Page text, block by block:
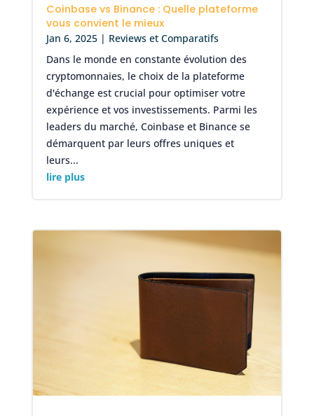
Coinbase vs Binance : Quelle plateforme
vous convient le mieux
Jan 6, 2025| Reviews et Comparatifs
Dans le monde en constante évolution des
cryptomonnaies, le choix de la plateforme
d'échange est crucial pour optimiser votre
expérience et vos investissements. Parmi les
leaders du marché, Coinbase et Binance se
démarquent par leurs offres uniques et
leurs...
lire plus